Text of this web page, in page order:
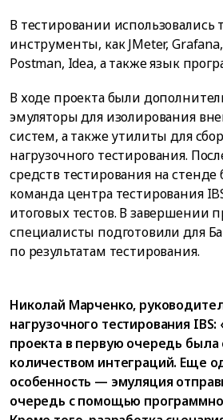
В тестировании использовались
инструменты, как JMeter,
Postman, Idea, а также язык
В ходе проекта были
эмуляторы для изолирования
систем, а также утилиты для
нагрузочного тестирования.
средств тестирования на стенде
команда центра тестирования
итоговых тестов. В завершении
специалисты подготовили для
по результатам тестирования.
Николай Марченко,
нагрузочного тестирования
проекта в первую очередь была
количеством интеграций. Еще
особенность — эмуляция
очередь с помощью